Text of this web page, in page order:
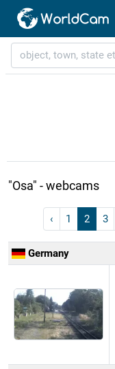
"Osa" - webcams
‹ 1 2 3
Germany